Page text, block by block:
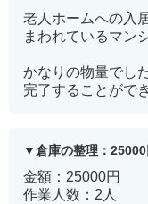
老人ホームへの入
まわれているマン
かなりの物量でし
完了することがで
倉庫の整理：25000
金額：25000円
作業人数：2人